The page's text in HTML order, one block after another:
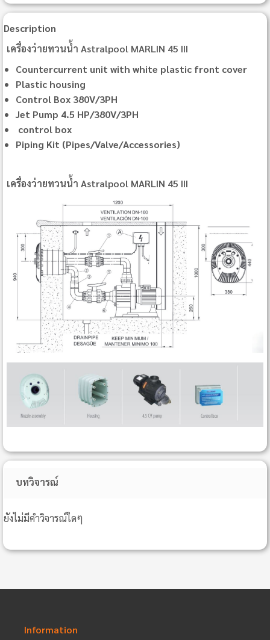
Description
เครื่องว่ายทวนน้ำ Astralpool MARLIN 45 III
Countercurrent unit with white plastic front cover
Plastic housing
Control Box 380V/3PH
Jet Pump 4.5 HP/380V/3PH
control box
Piping Kit (Pipes/Valve/Accessories)
เครื่องว่ายทวนน้ำ Astralpool MARLIN 45 III
บทวิจารณ์
ยังไม่มีคำวิจารณ์ใดๆ
Information